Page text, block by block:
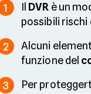
1 Il DVR è un
possibili rischi
2
Alcuni
funzione del
3 Per